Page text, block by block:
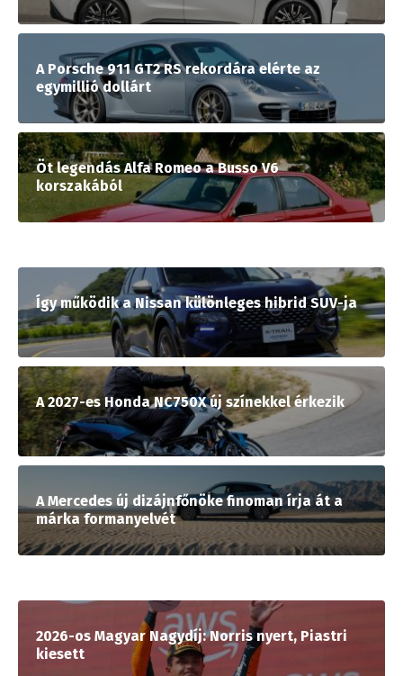
A Porsche 911 GT2 RS rekordára elérte az
egymillió dollárt
Öt legendás Alfa Romeo a Busso V6
korszakából
Így működik a Nissan különleges hibrid SUV-ja
A 2027-es Honda NC750X új színekkel érkezik
A Mercedes új dizájnfőnöke finoman írja át a
márka formanyelvét
2026-os Magyar Nagydíj: Norris nyert, Piastri
kiesett